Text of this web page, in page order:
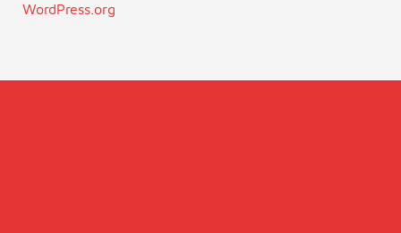
WordPress.org